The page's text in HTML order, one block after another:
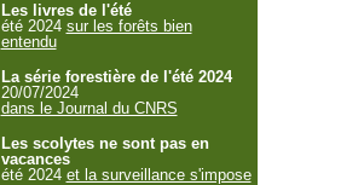
Les livres de l'été
été 2024 sur les forêts bien
entendu
La série forestière de l'été 2024
20/07/2024
dans le Journal du CNRS
Les scolytes ne sont pas en
vacances
été 2024 et la surveillance s'impose